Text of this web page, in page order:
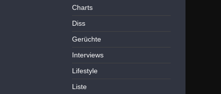
Charts
Diss
Gerüchte
Interviews
Lifestyle
Liste